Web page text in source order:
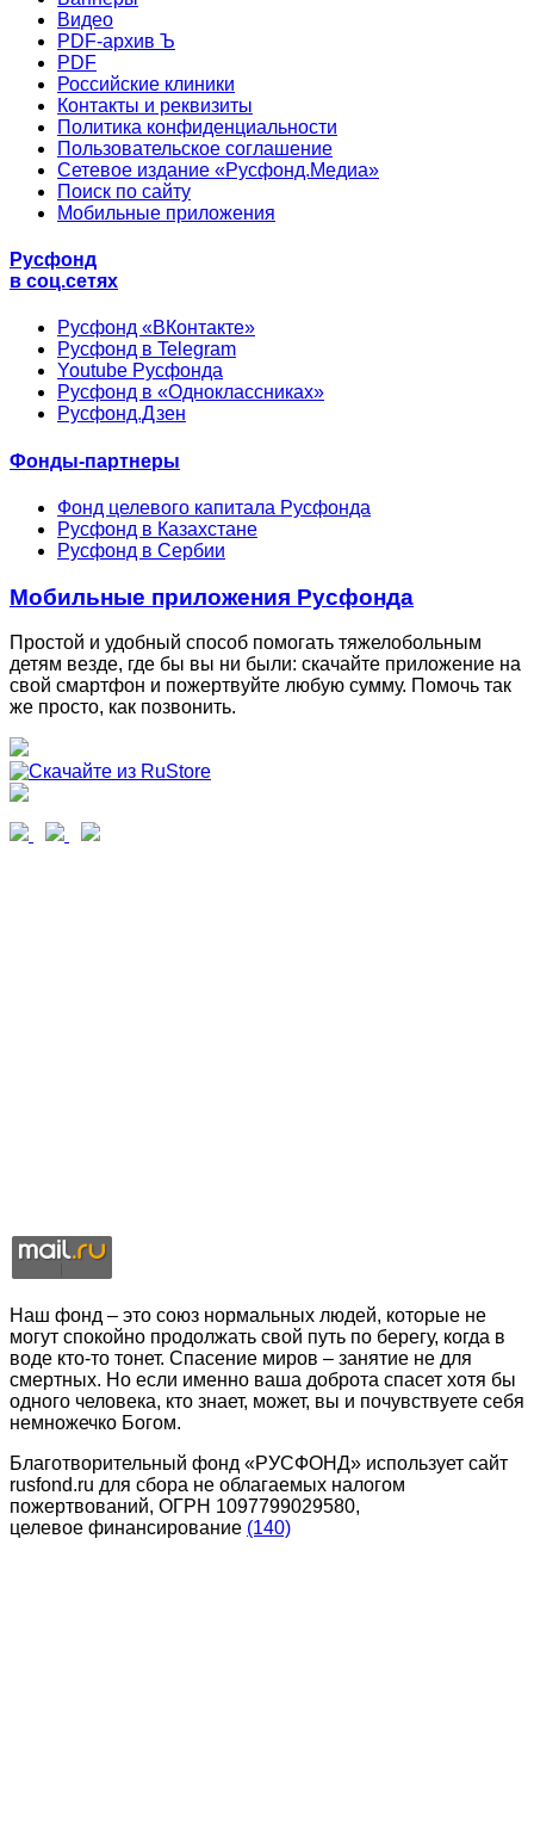
Видео
PDF-архив Ъ
PDF
Российские клиники
Контакты и реквизиты
Политика конфиденциальности
Пользовательское соглашение
Сетевое издание «Русфонд.Медиа»
Поиск по сайту
Мобильные приложения
Русфонд
в соц.сетях
Русфонд «ВКонтакте»
Русфонд в Telegram
Youtube Русфонда
Русфонд в «Одноклассниках»
Русфонд.Дзен
Фонды-партнеры
Фонд целевого капитала Русфонда
Русфонд в Казахстане
Русфонд в Сербии
Мобильные приложения Русфонда
Простой и удобный способ помогать тяжелобольным
детям везде, где бы вы ни были: скачайте приложение на
свой смартфон и пожертвуйте любую сумму. Помочь так
же просто, как позвонить.
Наш фонд – это союз нормальных людей, которые не
могут спокойно продолжать свой путь по берегу, когда в
воде кто-то тонет. Спасение миров – занятие не для
смертных. Но если именно ваша доброта спасет хотя бы
одного человека, кто знает, может, вы и почувствуете себя
немножечко Богом.
Благотворительный фонд «РУСФОНД» использует сайт
rusfond.ru для сбора не облагаемых налогом
пожертвований, ОГРН 1097799029580,
целевое финансирование (140)